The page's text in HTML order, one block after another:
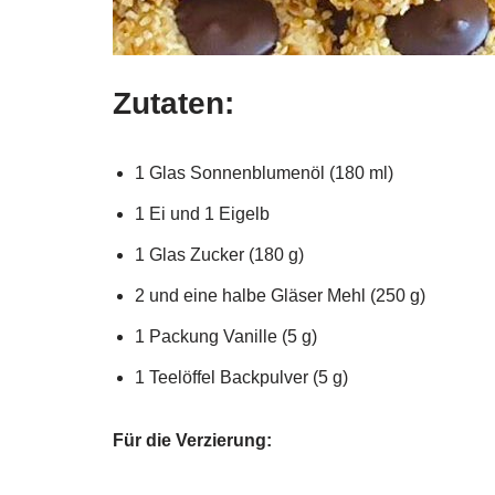
Zutaten:
1 Glas Sonnenblumenöl (180 ml)
1 Ei und 1 Eigelb
1 Glas Zucker (180 g)
2 und eine halbe Gläser Mehl (250 g)
1 Packung Vanille (5 g)
1 Teelöffel Backpulver (5 g)
Für die Verzierung: